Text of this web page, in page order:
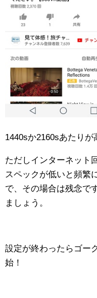
1440sか2160sあたりが
ただしインターネット
スペックが低いと頻繁
で、その場合は残念で
ましょう。
設定が終わったらゴー
始！